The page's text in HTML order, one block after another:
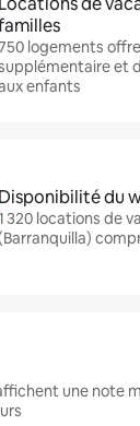
logements
et
enfants
Disponibilité du
320 locations de
une note